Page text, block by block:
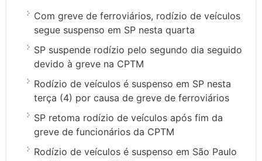
Com greve de ferroviários, rodízio de veículos
segue suspenso em SP nesta quarta
SP suspende rodízio pelo segundo dia seguido
devido à greve na CPTM
Rodízio de veículos é suspenso em SP nesta
terça (4) por causa de greve de ferroviários
SP retoma rodízio de veículos após fim da
greve de funcionários da CPTM
Rodízio de veículos é suspenso em São Paulo